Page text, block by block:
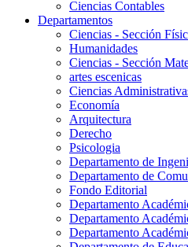
Ciencias Contables
Departamentos
Ciencias - Sección
Humanidades
Ciencias - Sección
artes escenicas
Ciencias
Economía
Arquitectura
Derecho
Psicologia
Departamento de
Departamento de
Fondo Editorial
Departamento
Departamento
Departamento